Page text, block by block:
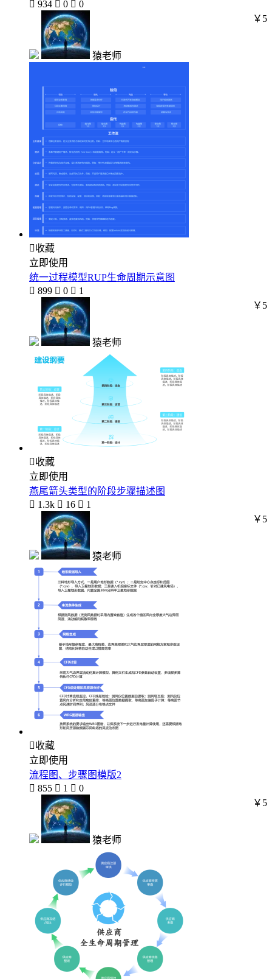
 934  0  0
猿老师
￥5
收藏
立即使用
统一过程模型RUP生命周期示意图
 899  0  1
猿老师
￥5
收藏
立即使用
燕尾箭头类型的阶段步骤描述图
 1.3k  16  1
猿老师
￥5
收藏
立即使用
流程图、步骤图模版2
 855  1  0
猿老师
￥5